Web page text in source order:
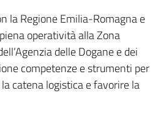
la Regione Emilia-Romagna e
operatività alla Zona
delle Dogane e dei
competenze e strumenti per
catena logistica e favorire la